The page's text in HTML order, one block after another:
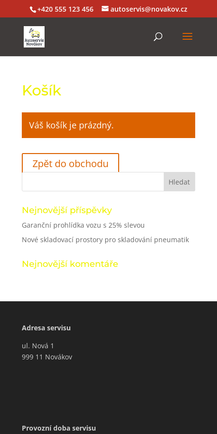
+420 555 123 456 autoservis@novakov.cz
Košík
Váš košík je prázd­ný.
Zpět do obchodu
Nejnovější příspěvky
Garanční prohlídka vozu s 25% slevou
Nové skladovací prostory pro skladování pneumatik
Nejnovější komentáře
Adresa servi­su
ul. Nová 1
999 11 Novákov
Provozní doba servi­su